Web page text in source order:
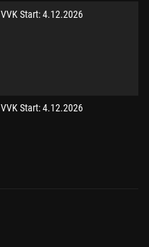
VVK Start: 4.12.2026
VVK Start: 4.12.2026